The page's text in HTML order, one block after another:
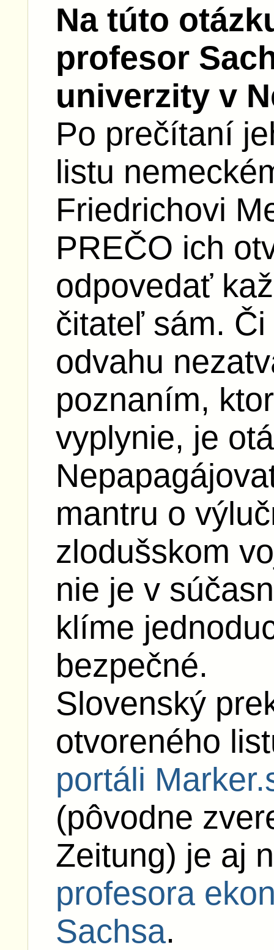
Na túto
profesor
univerzity v
Po prečítaní
listu
Friedrichovi
PREČO ich
odpovedať
čitateľ sám.
odvahu
poznaním,
vyplynie, je
mantru o
zlodušskom
nie je v
klíme
bezpečné.
Slovenský
otvoreného
portáli
(pôvodne
Zeitung) je aj
profesora
Sachsa.